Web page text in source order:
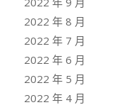
2022 年 8 月
2022 年 7 月
2022 年 6 月
2022 年 5 月
2022 年 4 月